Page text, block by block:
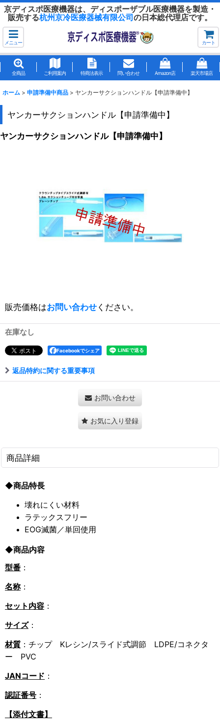
京ディスポ医療機器は、ディスポーザブル医療機器を製造・
販売する杭州京冷医療器械有限公司の日本総代理店です。
メニュー カート
全商品 ご利用案内 特商法表示 問い合わせ Amazon店 楽天市場店
ホーム > 申請準備中商品 > ヤンカーサクションハンドル【申請準備中】
ヤンカーサクションハンドル【申請準備中】
ヤンカーサクションハンドル【申請準備中】
販売価格はお問い合わせください。
在庫なし
Facebookでシェア
返品特約に関する重要事項
お問い合わせ
お気に入り登録
商品詳細
◆商品特長
壊れにくい材料
ラテックスフリー
EOG滅菌／単回使用
◆商品内容
型番 ：
名称：
セット内容 ：
サイズ：
材質 ：チップ Kレシン/スライド式調節 LDPE/コネクタ
ー PVC
JANコード ：
認証番号 ：
【添付文書】